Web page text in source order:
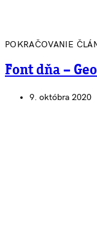
POKRAČOVANIE
Font dňa –
9. októbra 2020